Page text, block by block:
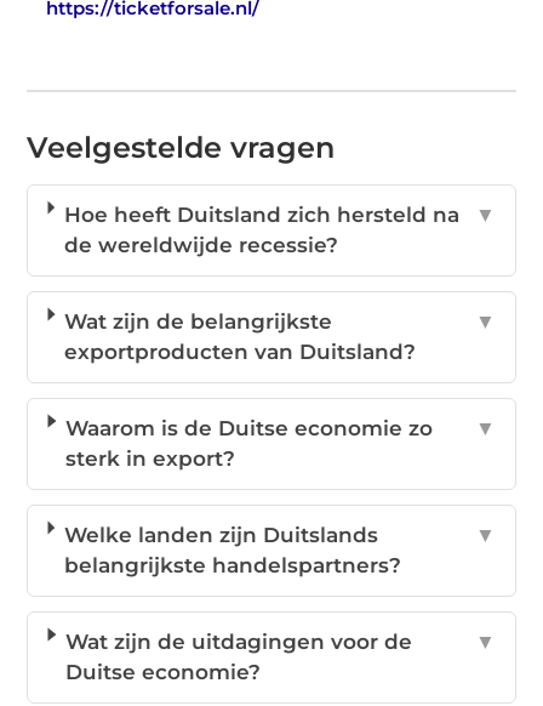
https://ticketforsale.nl/
Veelgestelde vragen
Hoe heeft Duitsland zich hersteld na
de wereldwijde recessie?
▼
Wat zijn de belangrijkste
exportproducten van Duitsland?
▼
Waarom is de Duitse economie zo
sterk in export?
▼
Welke landen zijn Duitslands
belangrijkste handelspartners?
▼
Wat zijn de uitdagingen voor de
Duitse economie?
▼